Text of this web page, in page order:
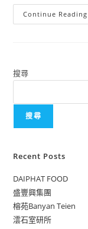
Continue Reading
搜尋
搜尋
Recent Posts
DAIPHAT FOOD
盛豐興集團
榕苑Banyan Teien
澐石室研所